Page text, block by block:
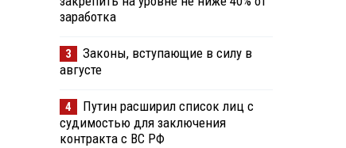
заработка
3
Законы, вступающие в силу в
августе
4
Путин расширил список лиц с
судимостью для заключения
контракта с ВС РФ